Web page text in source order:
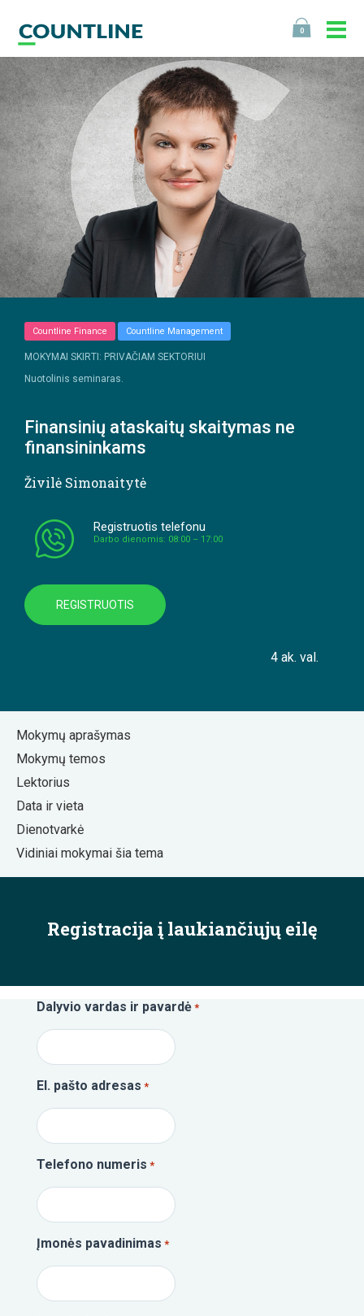
0
Countline Finance Countline Management
MOKYMAI SKIRTI: PRIVAČIAM SEKTORIUI
Nuotolinis seminaras.
Finansinių ataskaitų skaitymas ne
finansininkams
Živilė Simonaitytė
Registruotis telefonu
Darbo dienomis: 08:00 – 17:00
REGISTRUOTIS
4 ak. val.
Mokymų aprašymas
Mokymų temos
Lektorius
Data ir vieta
Dienotvarkė
Vidiniai mokymai šia tema
Registracija į laukiančiųjų eilę
Dalyvio vardas ir pavardė *
El. pašto adresas *
Telefono numeris *
Įmonės pavadinimas *